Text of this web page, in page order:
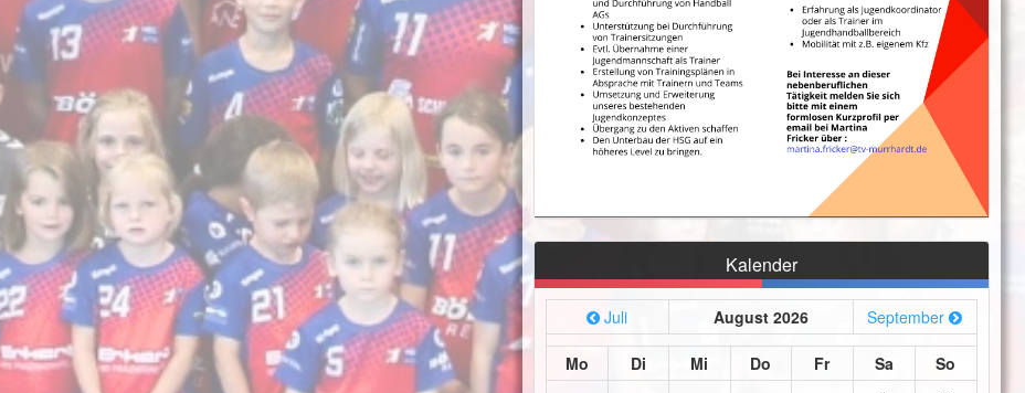
Kalender
Juli August 2026 September
Mo Di Mi Do Fr Sa
So